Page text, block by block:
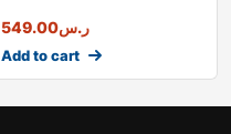
ر.س549.00
Add to cart